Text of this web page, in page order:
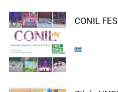
CONIL